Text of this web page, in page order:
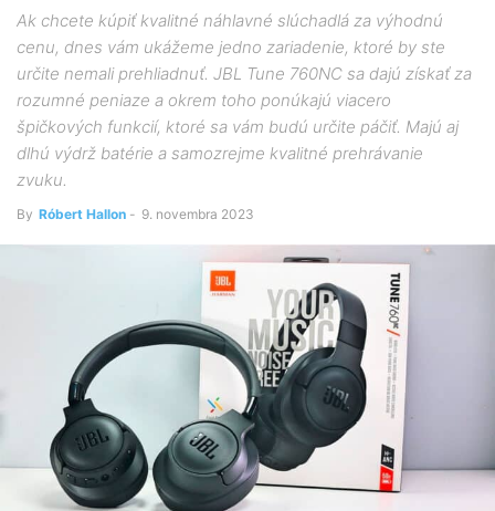
Ak chcete kúpiť kvalitné náhlavné slúchadlá za výhodnú
cenu, dnes vám ukážeme jedno zariadenie, ktoré by ste
určite nemali prehliadnuť. JBL Tune 760NC sa dajú získať za
rozumné peniaze a okrem toho ponúkajú viacero
špičkových funkcií, ktoré sa vám budú určite páčiť. Majú aj
dlhú výdrž batérie a samozrejme kvalitné prehrávanie
zvuku.
By Róbert Hallon - 9. novembra 2023